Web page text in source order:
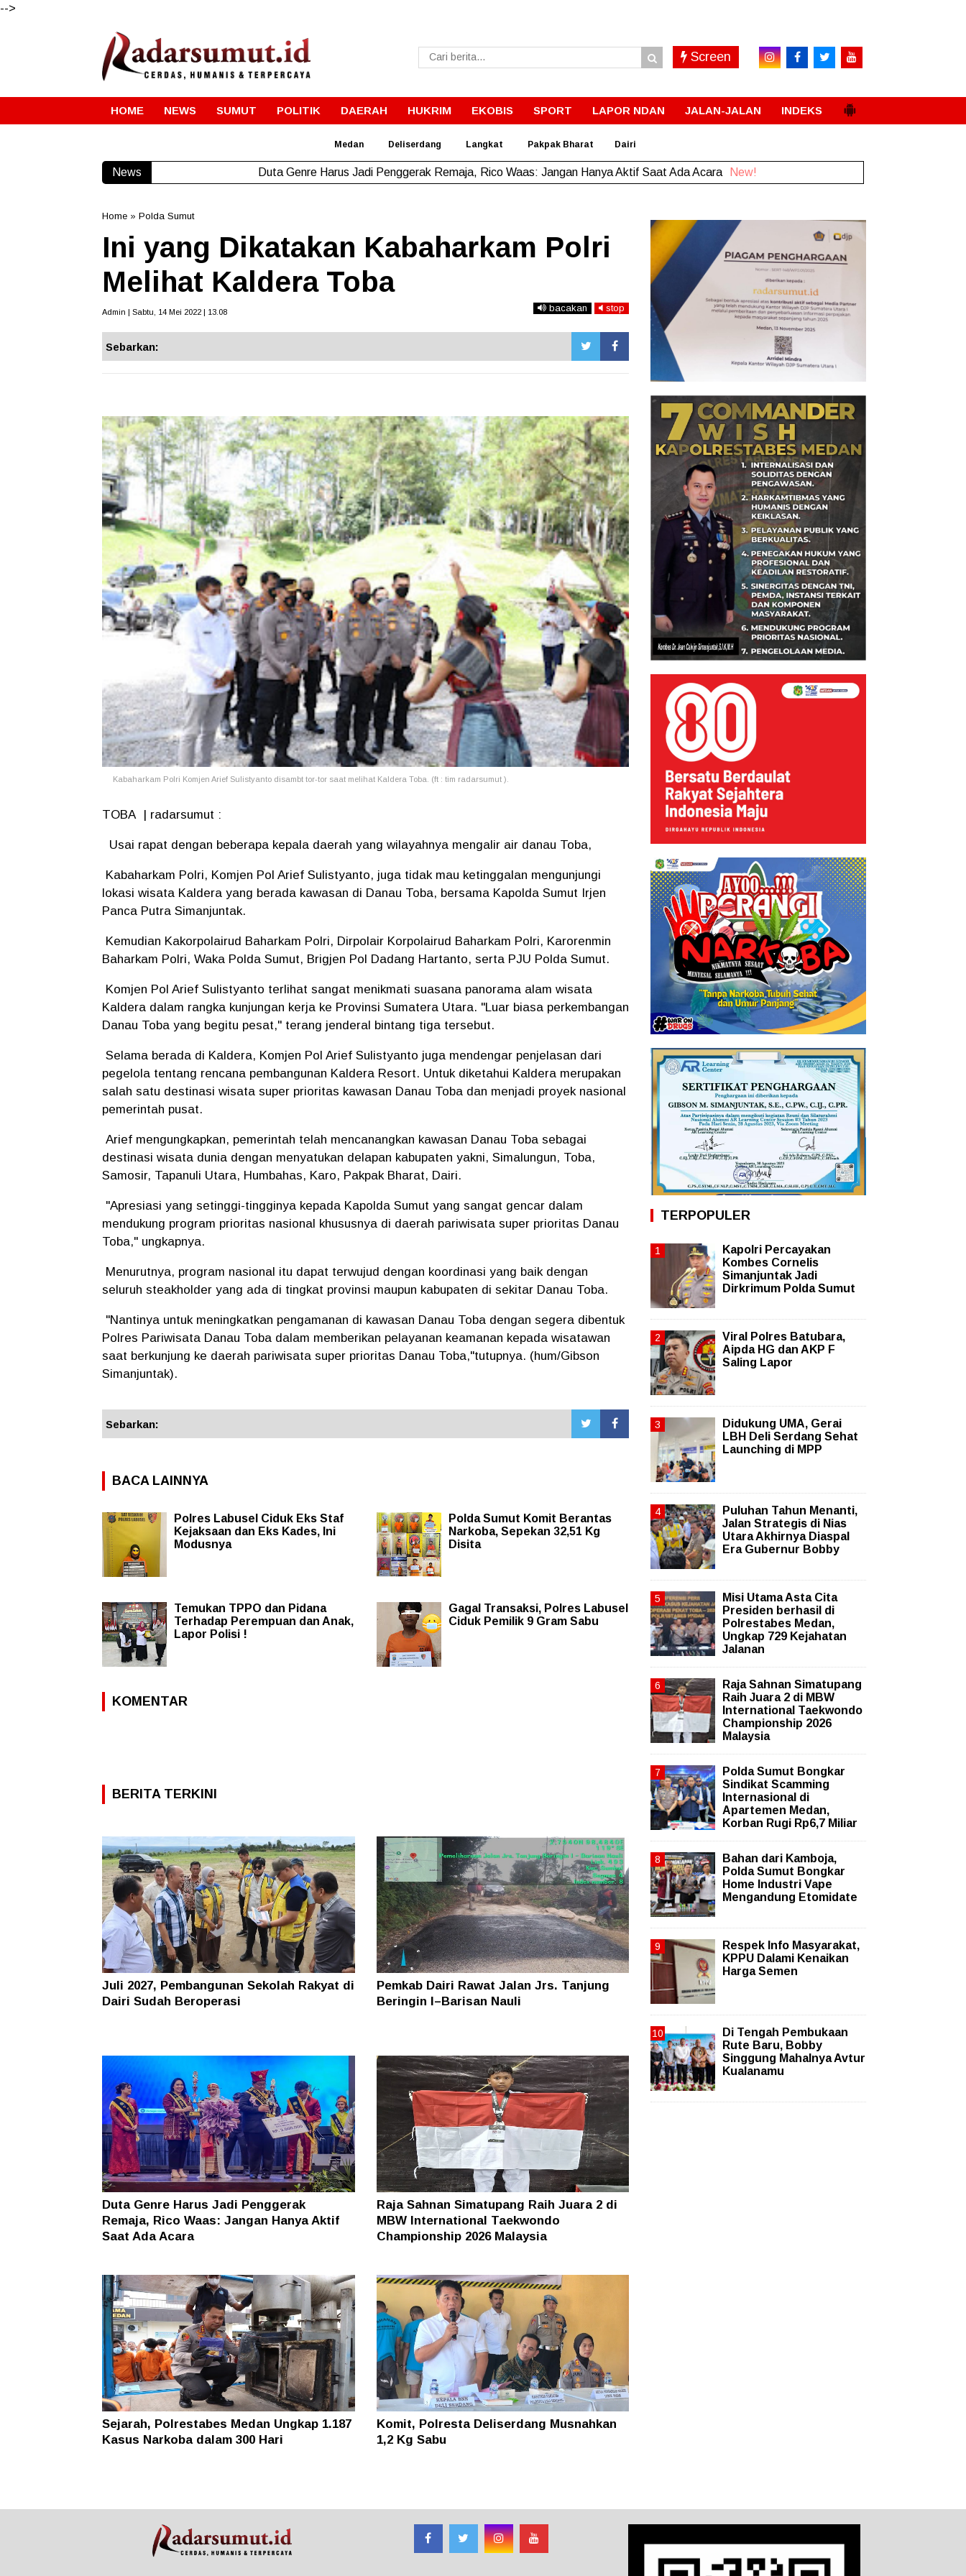
-->
Screen
HOME NEWS SUMUT POLITIK DAERAH HUKRIM EKOBIS SPORT LAPOR NDAN JALAN-JALAN INDEKS
Medan Deliserdang Langkat Pakpak Bharat Dairi
News Duta Genre Harus Jadi Penggerak Remaja, Rico Waas: Jangan Hanya Aktif Saat Ada Acara New!
Home » Polda Sumut
Ini yang Dikatakan Kabaharkam Polri
Melihat Kaldera Toba
Admin | Sabtu, 14 Mei 2022 | 13.08 bacakan stop
Sebarkan:
Kabaharkam Polri Komjen Arief Sulistyanto disambt tor-tor saat melihat Kaldera Toba. (ft : tim radarsumut ).
TOBA | radarsumut :
Usai rapat dengan beberapa kepala daerah yang wilayahnya mengalir air danau Toba,
Kabaharkam Polri, Komjen Pol Arief Sulistyanto, juga tidak mau ketinggalan mengunjungi
lokasi wisata Kaldera yang berada kawasan di Danau Toba, bersama Kapolda Sumut Irjen
Panca Putra Simanjuntak.
Kemudian Kakorpolairud Baharkam Polri, Dirpolair Korpolairud Baharkam Polri, Karorenmin
Baharkam Polri, Waka Polda Sumut, Brigjen Pol Dadang Hartanto, serta PJU Polda Sumut.
Komjen Pol Arief Sulistyanto terlihat sangat menikmati suasana panorama alam wisata
Kaldera dalam rangka kunjungan kerja ke Provinsi Sumatera Utara. "Luar biasa perkembangan
Danau Toba yang begitu pesat," terang jenderal bintang tiga tersebut.
Selama berada di Kaldera, Komjen Pol Arief Sulistyanto juga mendengar penjelasan dari
pegelola tentang rencana pembangunan Kaldera Resort. Untuk diketahui Kaldera merupakan
salah satu destinasi wisata super prioritas kawasan Danau Toba dan menjadi proyek nasional
pemerintah pusat.
Arief mengungkapkan, pemerintah telah mencanangkan kawasan Danau Toba sebagai
destinasi wisata dunia dengan menyatukan delapan kabupaten yakni, Simalungun, Toba,
Samosir, Tapanuli Utara, Humbahas, Karo, Pakpak Bharat, Dairi.
"Apresiasi yang setinggi-tingginya kepada Kapolda Sumut yang sangat gencar dalam
mendukung program prioritas nasional khususnya di daerah pariwisata super prioritas Danau
Toba," ungkapnya.
Menurutnya, program nasional itu dapat terwujud dengan koordinasi yang baik dengan
seluruh steakholder yang ada di tingkat provinsi maupun kabupaten di sekitar Danau Toba.
"Nantinya untuk meningkatkan pengamanan di kawasan Danau Toba dengan segera dibentuk
Polres Pariwisata Danau Toba dalam memberikan pelayanan keamanan kepada wisatawan
saat berkunjung ke daerah pariwisata super prioritas Danau Toba,"tutupnya. (hum/Gibson
Simanjuntak).
Sebarkan:
BACA LAINNYA
Polres Labusel Ciduk Eks Staf
Kejaksaan dan Eks Kades, Ini
Modusnya
Polda Sumut Komit Berantas
Narkoba, Sepekan 32,51 Kg
Disita
Temukan TPPO dan Pidana
Terhadap Perempuan dan Anak,
Lapor Polisi !
Gagal Transaksi, Polres Labusel
Ciduk Pemilik 9 Gram Sabu
KOMENTAR
BERITA TERKINI
Juli 2027, Pembangunan Sekolah Rakyat di
Dairi Sudah Beroperasi
Pemkab Dairi Rawat Jalan Jrs. Tanjung
Beringin I–Barisan Nauli
Duta Genre Harus Jadi Penggerak
Remaja, Rico Waas: Jangan Hanya Aktif
Saat Ada Acara
Raja Sahnan Simatupang Raih Juara 2 di
MBW International Taekwondo
Championship 2026 Malaysia
Sejarah, Polrestabes Medan Ungkap 1.187
Kasus Narkoba dalam 300 Hari
Komit, Polresta Deliserdang Musnahkan
1,2 Kg Sabu
TERPOPULER
Kapolri Percayakan
Kombes Cornelis
Simanjuntak Jadi
Dirkrimum Polda Sumut
Viral Polres Batubara,
Aipda HG dan AKP F
Saling Lapor
Didukung UMA, Gerai
LBH Deli Serdang Sehat
Launching di MPP
Puluhan Tahun Menanti,
Jalan Strategis di Nias
Utara Akhirnya Diaspal
Era Gubernur Bobby
Misi Utama Asta Cita
Presiden berhasil di
Polrestabes Medan,
Ungkap 729 Kejahatan
Jalanan
Raja Sahnan Simatupang
Raih Juara 2 di MBW
International Taekwondo
Championship 2026
Malaysia
Polda Sumut Bongkar
Sindikat Scamming
Internasional di
Apartemen Medan,
Korban Rugi Rp6,7 Miliar
Bahan dari Kamboja,
Polda Sumut Bongkar
Home Industri Vape
Mengandung Etomidate
Respek Info Masyarakat,
KPPU Dalami Kenaikan
Harga Semen
Di Tengah Pembukaan
Rute Baru, Bobby
Singgung Mahalnya Avtur
Kualanamu